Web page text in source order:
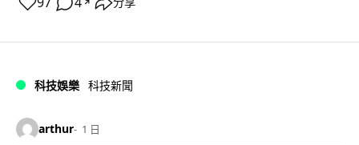
科技娛樂 科技新聞
arthur 1 日